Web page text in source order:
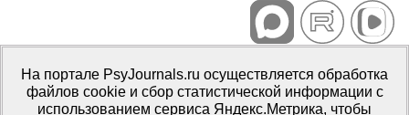
Портал психологических изданий PsyJournals.ru, 2007–2026
Правила использования материалов
Свидетельство регистрации СМИЭл № ФС77-66447 от 14 июля
На портале PsyJournals.ru осуществляется обработка
файлов cookie и сбор статистической информации с
использованием сервиса Яндекс.Метрика, чтобы